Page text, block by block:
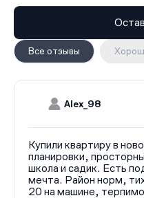
Все отзывы
Alex_98
Купили квартиру в
планировки,
школа и садик. Есть
мечта. Район норм,
20 на машине,